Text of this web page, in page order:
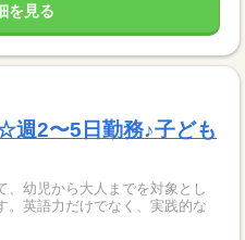
を見る
週2〜5日勤務♪子ども
、幼児から大人までを対象とし
。英語力だけでなく、実践的な